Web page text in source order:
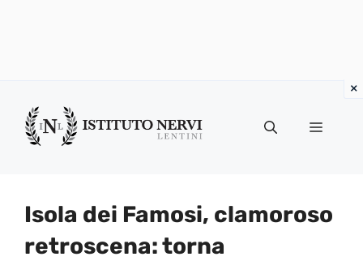
contenuto
Menu
Isola dei Famosi, clamoroso
retroscena: torna